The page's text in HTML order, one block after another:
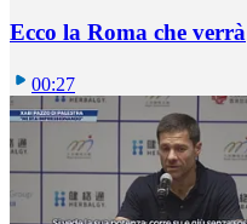
Ecco la Roma che verrà
00:27